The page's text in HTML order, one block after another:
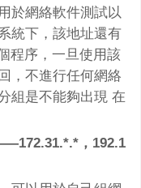
於網絡軟件測試以
統下，該地址還有
程序，一旦使用該
，不進行任何網絡
組是不能夠出現 在
，192.1